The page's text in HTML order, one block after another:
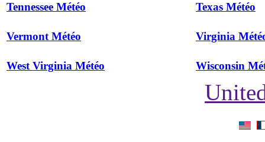
Tennessee Météo Texas Météo
Vermont Météo Virginia
West Virginia Météo Wisconsin